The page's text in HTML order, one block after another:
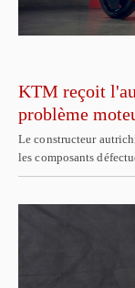
KTM reçoit
problème
Le constructeur
les composants